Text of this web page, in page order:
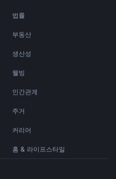
법률
부동산
생산성
웰빙
인간관계
주거
커리어
홈 & 라이프스타일